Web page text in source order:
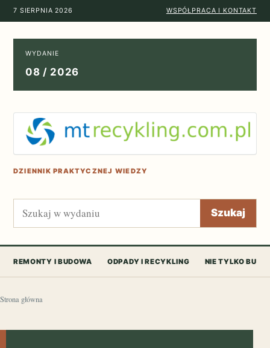
7 SIERPNIA 2026 WSPÓŁPRACA I KONTAKT
WYDANIE
08 / 2026
DZIENNIK PRAKTYCZNEJ WIEDZY
Szukaj Szukaj
REMONTY I BUDOWA ODPADY I RECYKLING NIE TYLKO
Strona główna